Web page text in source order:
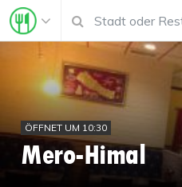
ÖFFNET UM 10:30
Mero-Himal